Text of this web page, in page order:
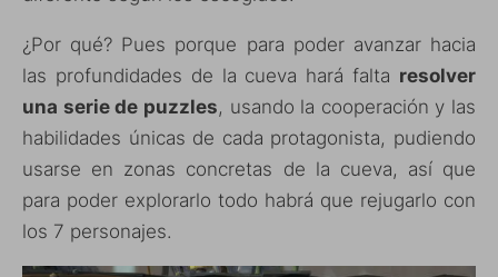
¿Por qué? Pues porque para poder avanzar hacia
las profundidades de la cueva hará falta resolver
una serie de puzzles, usando la cooperación y las
habilidades únicas de cada protagonista, pudiendo
usarse en zonas concretas de la cueva, así que
para poder explorarlo todo habrá que rejugarlo con
los 7 personajes.